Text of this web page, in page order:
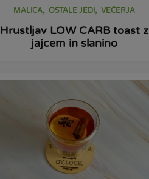
MALICA, OSTALE JEDI, VEČERJA
Hrustljav LOW CARB toast z
jajcem in slanino